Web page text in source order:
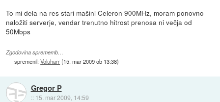
To mi dela na res stari mašini Celeron 900MHz, moram ponovno
naložiti serverje, vendar trenutno hitrost prenosa ni večja od
50Mbps
Zgodovina sprememb…
spremenil:Voluharr(15. mar 2009 ob 13:38)
Gregor P
:: 15. mar 2009, 14:59